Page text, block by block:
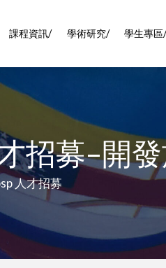
課程資訊/ 學術研究/ 學生專區
招募–開
人才招募